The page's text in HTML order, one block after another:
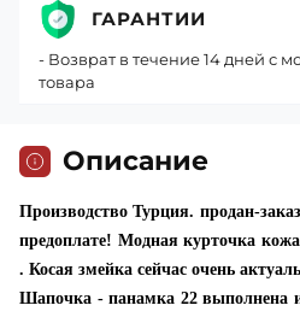
Описание
Производство Турция. продан-
предоплате! Модная курточка
. Косая змейка сейчас очень
Шапочка - панамка 22 выполнена
ГАРАНТИИ
- Возврат в течение 14 дней с
товара